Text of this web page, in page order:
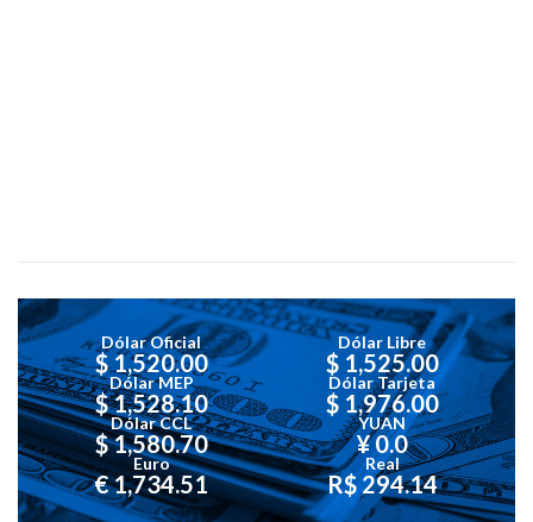
Dólar Oficial
$ 1,520.00
Dólar Libre
$ 1,525.00
Dólar MEP
$ 1,528.10
Dólar Tarjeta
$ 1,976.00
Dólar CCL
$ 1,580.70
YUAN
¥ 0.0
Euro
€ 1,734.51
Real
R$ 294.14